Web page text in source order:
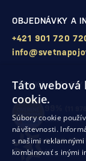
OBJEDNÁVKY A
+421 901 720
ZÁRUKA
zákazníkov
SHOP
10. rok po
Táto
cookie.
Súbory cookie
návštevnosti.
s našimi
kombinovať s inými